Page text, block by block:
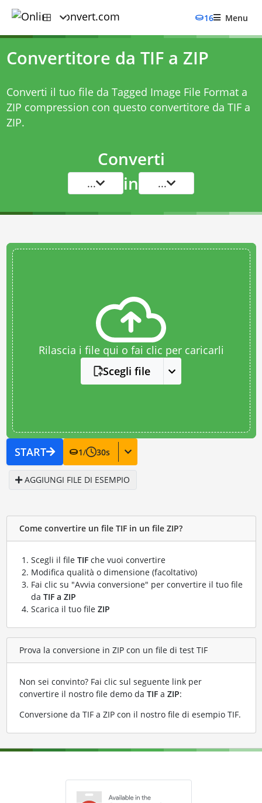
16 Menu
Convertitore da TIF a ZIP
Converti il tuo file da Tagged Image File Format a
ZIP compression con questo convertitore da TIF a
ZIP.
Converti
... in ...
Rilascia i file qui o fai clic per caricarli
Scegli file
START 1/ 30s
AGGIUNGI FILE DI ESEMPIO
Come convertire un file TIF in un file ZIP?
Scegli il file TIFche vuoi convertire
Modifica qualità o dimensione (facoltativo)
Fai clic su "Avvia conversione" per convertire il tuo file
da TIF a ZIP
Scarica il tuo file ZIP
Prova la conversione in ZIP con un file di test TIF
Non sei convinto? Fai clic sul seguente link per
convertire il nostro file demo da TIFa ZIP:
Conversione da TIF a ZIP con il nostro file di esempio TIF.